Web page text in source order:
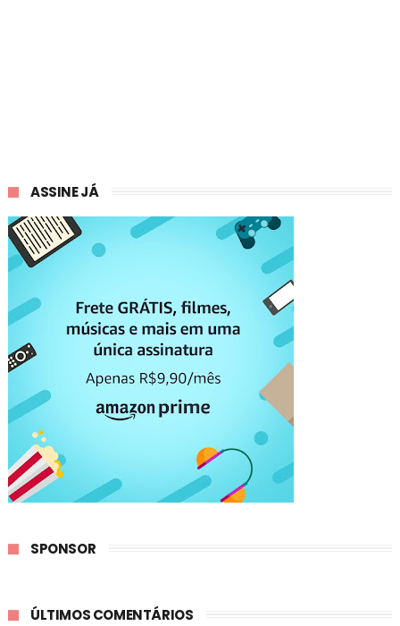
ASSINE JÁ
SPONSOR
ÚLTIMOS COMENTÁRIOS